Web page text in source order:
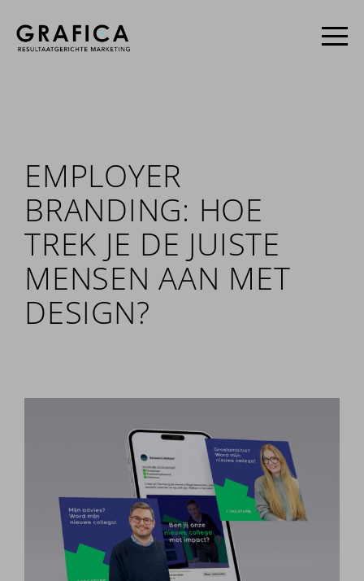
EMPLOYER
BRANDING: HOE
TREK JE DE JUISTE
MENSEN AAN MET
DESIGN?